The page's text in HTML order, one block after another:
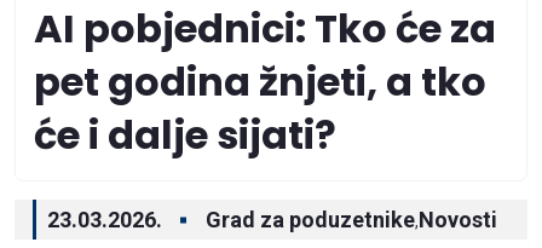
AI pobjednici: Tko će za
pet godina žnjeti, a tko
će i dalje sijati?
23.03.2026. Grad za poduzetnike,Novosti